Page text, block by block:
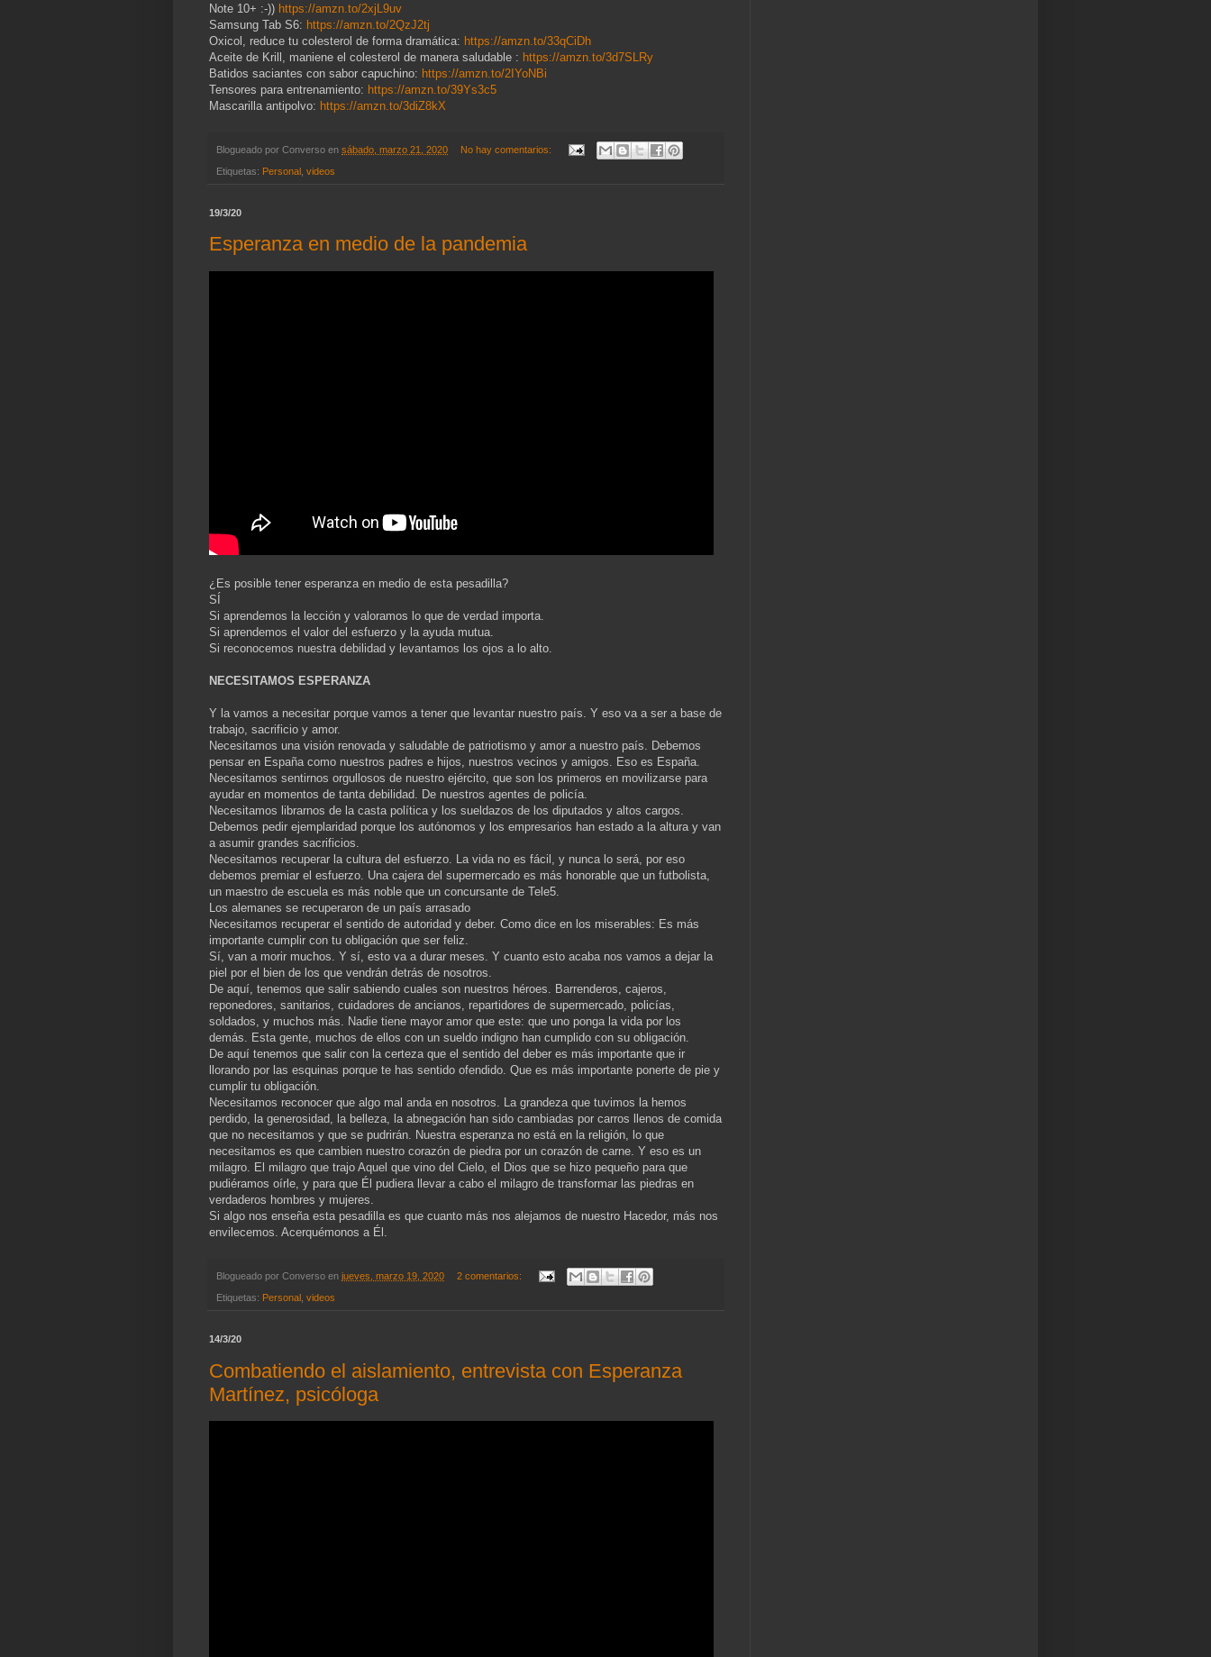
Note 10+ :-)) https://amzn.to/2xjL9uv
Samsung Tab S6: https://amzn.to/2QzJ2tj
Oxicol, reduce tu colesterol de forma dramática: https://amzn.to/33qCiDh
Aceite de Krill, maniene el colesterol de manera saludable : https://amzn.to/3d7SLRy
Batidos saciantes con sabor capuchino: https://amzn.to/2IYoNBi
Tensores para entrenamiento: https://amzn.to/39Ys3c5
Mascarilla antipolvo: https://amzn.to/3diZ8kX
Blogueado por Converso en sábado, marzo 21, 2020 No hay comentarios:
Etiquetas: Personal videos
19/3/20
Esperanza en medio de la pandemia
¿Es posible tener esperanza en medio de esta pesadilla?
SÍ
Si aprendemos la lección y valoramos lo que de verdad importa.
Si aprendemos el valor del esfuerzo y la ayuda mutua.
Si reconocemos nuestra debilidad y levantamos los ojos a lo alto.
NECESITAMOS ESPERANZA
Y la vamos a necesitar porque vamos a tener que levantar nuestro país. Y eso va a ser a base de
trabajo, sacrificio y amor.
Necesitamos una visión renovada y saludable de patriotismo y amor a nuestro país. Debemos
pensar en España como nuestros padres e hijos, nuestros vecinos y amigos. Eso es España.
Necesitamos sentirnos orgullosos de nuestro ejército, que son los primeros en movilizarse para
ayudar en momentos de tanta debilidad. De nuestros agentes de policía.
Necesitamos librarnos de la casta política y los sueldazos de los diputados y altos cargos.
Debemos pedir ejemplaridad porque los autónomos y los empresarios han estado a la altura y van
a asumir grandes sacrificios.
Necesitamos recuperar la cultura del esfuerzo. La vida no es fácil, y nunca lo será, por eso
debemos premiar el esfuerzo. Una cajera del supermercado es más honorable que un futbolista,
un maestro de escuela es más noble que un concursante de Tele5.
Los alemanes se recuperaron de un país arrasado
Necesitamos recuperar el sentido de autoridad y deber. Como dice en los miserables: Es más
importante cumplir con tu obligación que ser feliz.
Sí, van a morir muchos. Y sí, esto va a durar meses. Y cuanto esto acaba nos vamos a dejar la
piel por el bien de los que vendrán detrás de nosotros.
De aquí, tenemos que salir sabiendo cuales son nuestros héroes. Barrenderos, cajeros,
reponedores, sanitarios, cuidadores de ancianos, repartidores de supermercado, policías,
soldados, y muchos más. Nadie tiene mayor amor que este: que uno ponga la vida por los
demás. Esta gente, muchos de ellos con un sueldo indigno han cumplido con su obligación.
De aquí tenemos que salir con la certeza que el sentido del deber es más importante que ir
llorando por las esquinas porque te has sentido ofendido. Que es más importante ponerte de pie y
cumplir tu obligación.
Necesitamos reconocer que algo mal anda en nosotros. La grandeza que tuvimos la hemos
perdido, la generosidad, la belleza, la abnegación han sido cambiadas por carros llenos de comida
que no necesitamos y que se pudrirán. Nuestra esperanza no está en la religión, lo que
necesitamos es que cambien nuestro corazón de piedra por un corazón de carne. Y eso es un
milagro. El milagro que trajo Aquel que vino del Cielo, el Dios que se hizo pequeño para que
pudiéramos oírle, y para que Él pudiera llevar a cabo el milagro de transformar las piedras en
verdaderos hombres y mujeres.
Si algo nos enseña esta pesadilla es que cuanto más nos alejamos de nuestro Hacedor, más nos
envilecemos. Acerquémonos a Él.
Blogueado por Converso en jueves, marzo 19, 2020 2 comentarios:
Etiquetas: Personal videos
14/3/20
Combatiendo el aislamiento, entrevista con Esperanza
Martínez, psicóloga